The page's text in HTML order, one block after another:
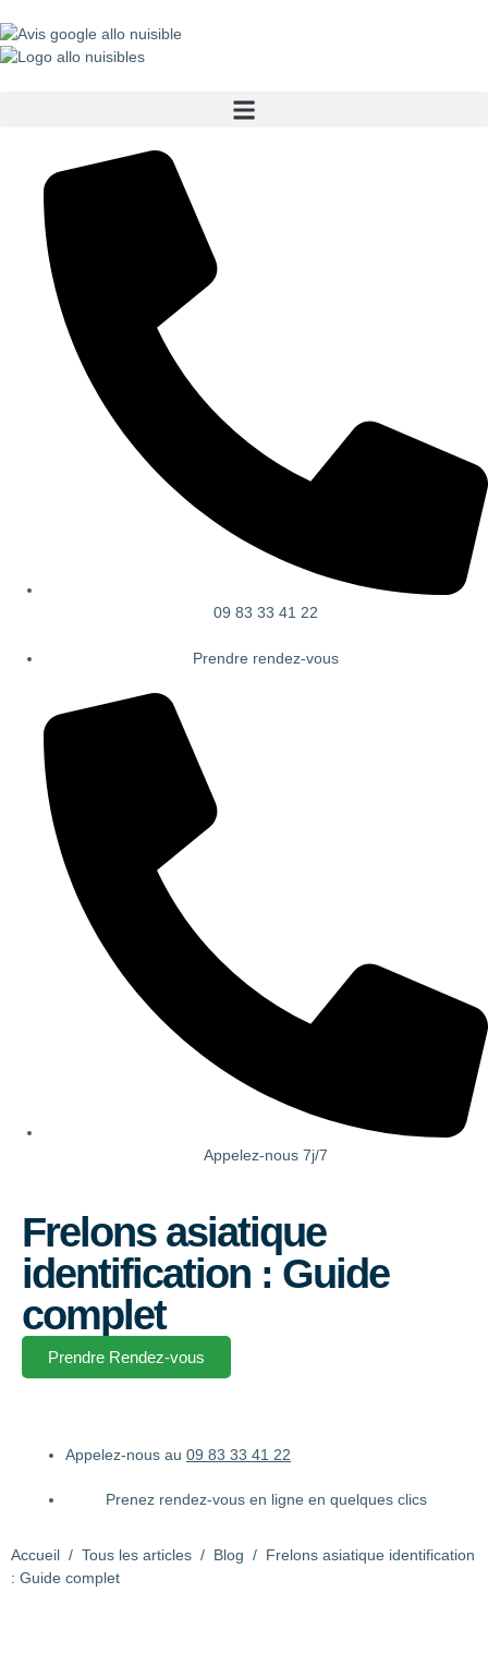
09 83 33 41 22
Prendre rendez-vous
Appelez-nous 7j/7
Frelons asiatique
identification : Guide
complet
Prendre Rendez-vous
Appelez-nous au 09 83 33 41 22
Prenez rendez-vous en ligne en quelques clics
Accueil / Tous les articles / Blog / Frelons asiatique identification
: Guide complet